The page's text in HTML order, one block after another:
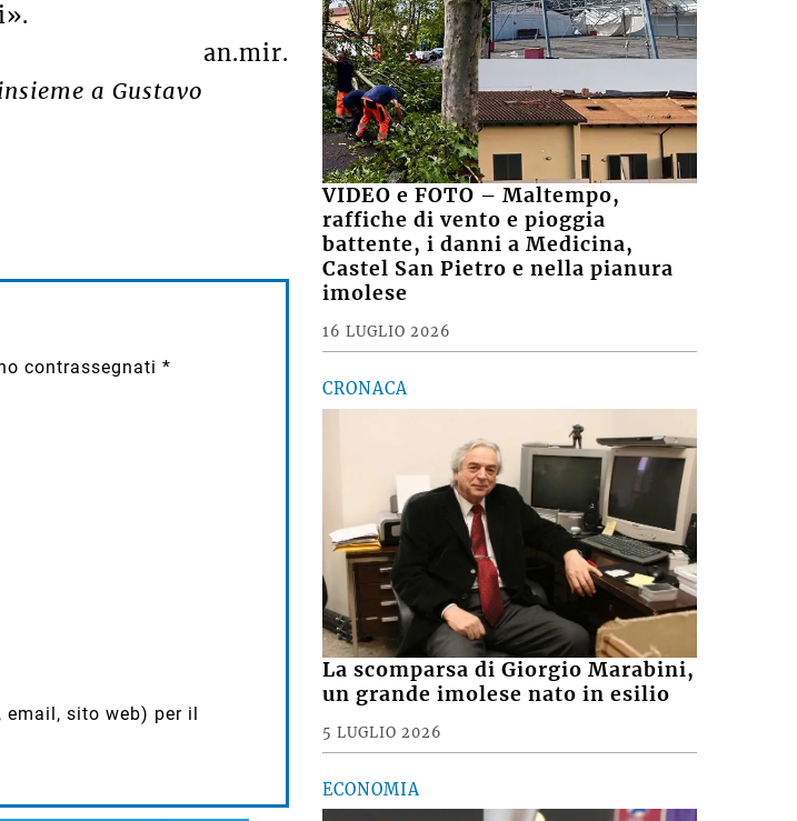
an.mir.
a Gustavo
contrassegnati *
sito web) per il
VIDEO e FOTO – Maltempo,
raffiche di vento e pioggia
battente, i danni a Medicina,
Castel San Pietro e nella pianura
imolese
16 LUGLIO 2026
CRONACA
La scomparsa di Giorgio Marabini,
un grande imolese nato in esilio
5 LUGLIO 2026
ECONOMIA